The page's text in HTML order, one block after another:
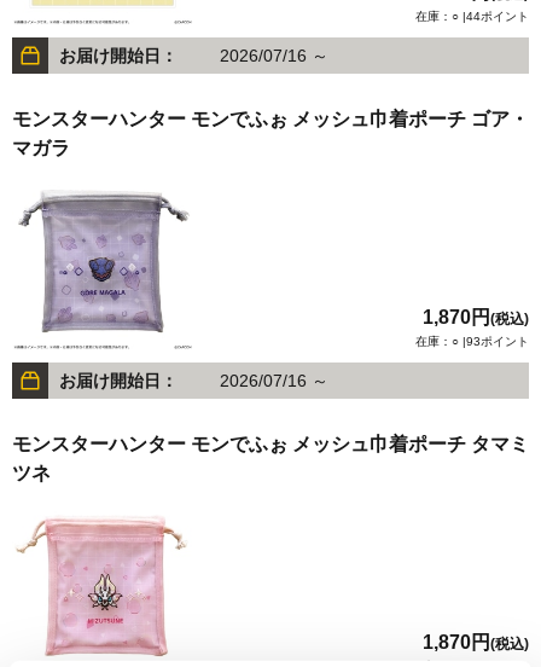
在庫：○ |44ポイント
お届け開始日： 2026/07/16 ～
モンスターハンター モンでふぉ メッシュ巾着ポーチ ゴア・
マガラ
1,870円 (税込)
在庫：○ |93ポイント
お届け開始日： 2026/07/16 ～
モンスターハンター モンでふぉ メッシュ巾着ポーチ タマミ
ツネ
1,870円 (税込)